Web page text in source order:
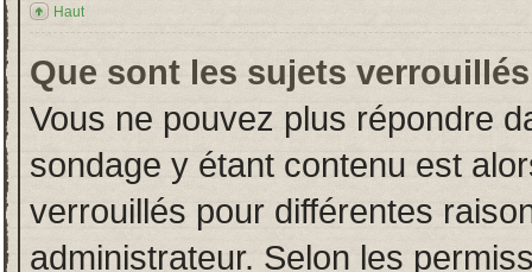
Haut
Que sont les sujets
Vous ne pouvez plus répondre
sondage y étant contenu est
verrouillés pour différentes
administrateur. Selon les